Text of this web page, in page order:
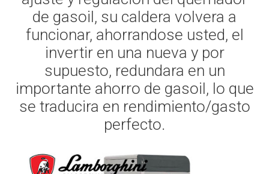
de gasoil, su caldera volvera a
funcionar, ahorrandose usted, el
invertir en una nueva y por
supuesto, redundara en un
importante ahorro de gasoil, lo que
se traducira en rendimiento/gasto
perfecto.